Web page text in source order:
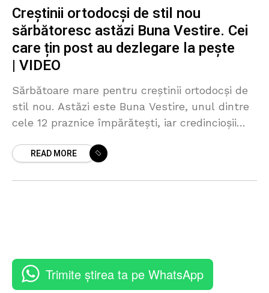
Creștinii ortodocși de stil nou
sărbătoresc astăzi Buna Vestire. Cei
care țin post au dezlegare la pește
| VIDEO
Sărbătoare mare pentru creștinii ortodocși de
stil nou. Astăzi este Buna Vestire, unul dintre
cele 12 praznice împărătești, iar credincioșii
în
READ MORE
Trimite știrea ta pe WhatsApp